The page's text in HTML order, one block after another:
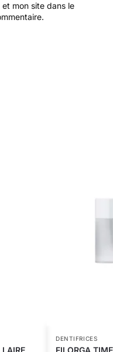
mon site dans le
DENTIFRICES
FILORGA